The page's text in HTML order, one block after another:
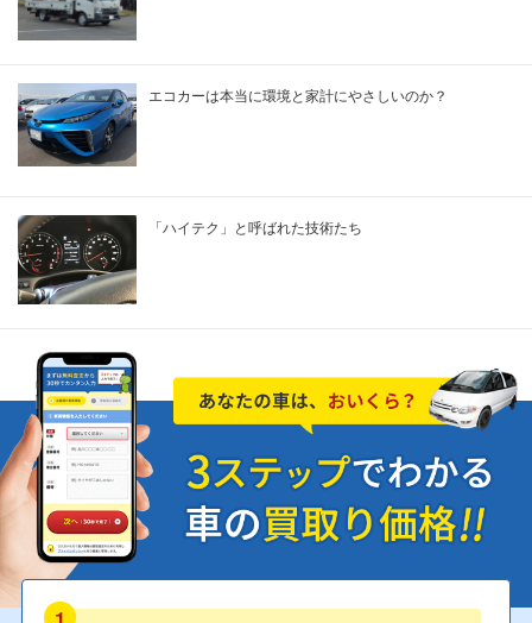
エコカーは本当に環境と家計にやさしいのか？
「ハイテク」と呼ばれた技術たち